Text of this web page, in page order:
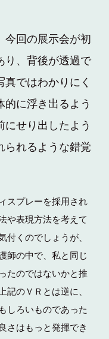
今回の展示会が初
り、背後が透過で
ではわかりにく
的に浮き出るよう
にせり出したよう
られるような錯覚
スプレーを採用され
や表現方法を考えて
付くのでしょうが、
師の中で、私と同じ
たのではないかと推
記のＶＲとは逆に、
しろいものであった
さはもっと発揮でき